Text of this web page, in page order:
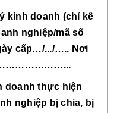
kinh doanh (chỉ kê
nghiệp/mã số
cấp…/.../….. Nơi
doanh thực hiện
nghiệp bị chia, bị